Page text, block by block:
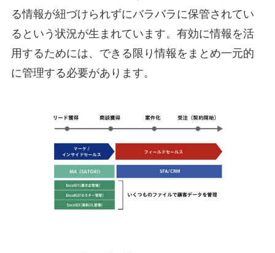
る情報が紐づけられずにバラバラに保管されてい
るという状況が生まれています。有効に情報を活
用するためには、できる限り情報をまとめ一元的
に管理する必要があります。